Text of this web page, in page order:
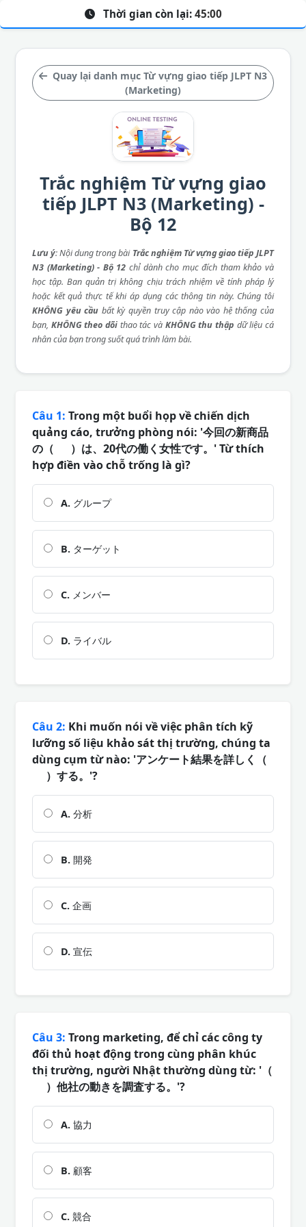
Quay lại danh mục Từ vựng giao tiếp JLPT N3
(Marketing)
Trắc nghiệm Từ vựng giao
tiếp JLPT N3 (Marketing) -
Bộ 12
Lưu ý: Nội dung trong bài Trắc nghiệm Từ vựng giao tiếp JLPT
N3 (Marketing) - Bộ 12 chỉ dành cho mục đích tham khảo và
học tập. Ban quản trị không chịu trách nhiệm về tính pháp lý
hoặc kết quả thực tế khi áp dụng các thông tin này. Chúng tôi
KHÔNG yêu cầu bất kỳ quyền truy cập nào vào hệ thống của
bạn, KHÔNG theo dõi thao tác và KHÔNG thu thập dữ liệu cá
nhân của bạn trong suốt quá trình làm bài.
Thời gian còn lại: 45:00
Câu 1: Trong một buổi họp về chiến dịch
quảng cáo, trưởng phòng nói: '今回の新商品
の（ ）は、20代の働く女性です。' Từ thích
hợp điền vào chỗ trống là gì?
A. グループ
B. ターゲット
C. メンバー
D. ライバル
Câu 2: Khi muốn nói về việc phân tích kỹ
lưỡng số liệu khảo sát thị trường, chúng ta
dùng cụm từ nào: 'アンケート結果を詳しく（
）する。'?
A. 分析
B. 開発
C. 企画
D. 宣伝
Câu 3: Trong marketing, để chỉ các công ty
đối thủ hoạt động trong cùng phân khúc
thị trường, người Nhật thường dùng từ: '（
）他社の動きを調査する。'?
A. 協力
B. 顧客
C. 競合